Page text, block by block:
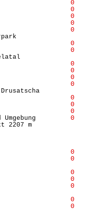
Diavolezza
Θ
Maloja
Θ
Θ
Sils Maria
Θ
Chastlatsch
Θ
Platz, Kurpark
God Tais
Θ
Rothöchi
Θ
Flüelatal
Diableretes
Θ
Diableretes
Θ
Chrischona
Θ
Fängleberg
Θ
Drusatscha
Muniberg
Θ
Sils
Θ
Schaltenrain
Θ
und Umgebung
Θ
Punkt 2207 m
Altisberg
Dino-Sonvico
Pfyn
Gemsfairen
Θ
Rütihof
Θ
Bré (Lugano)
Stauffen
Θ
Gnüll
Θ
Halbinsel Au
Θ
Bützbergwald
Θ
Irchel
Θ